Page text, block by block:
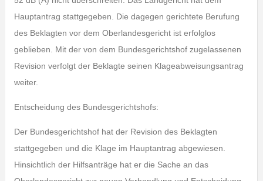
Hauptantrag stattgegeben. Die dagegen gerichtete Berufung
des Beklagten vor dem Oberlandesgericht ist erfolglos
geblieben. Mit der von dem Bundesgerichtshof zugelassenen
Revision verfolgt der Beklagte seinen Klageabweisungsantrag
weiter.
Entscheidung des Bundesgerichtshofs:
Der Bundesgerichtshof hat der Revision des Beklagten
stattgegeben und die Klage im Hauptantrag abgewiesen.
Hinsichtlich der Hilfsanträge hat er die Sache an das